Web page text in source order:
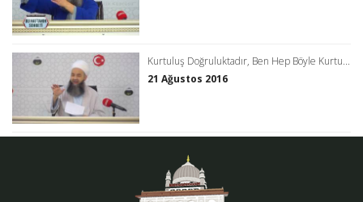
Kurtuluş Doğruluktadır, Ben Hep Böyle Kurtu...
21 Ağustos 2016